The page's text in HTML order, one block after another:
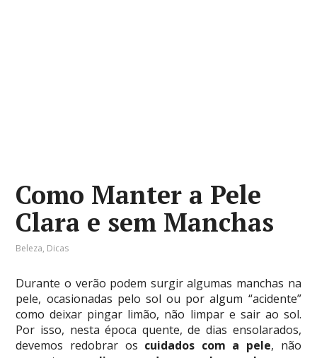
Como Manter a Pele
Clara e sem Manchas
Beleza, Dicas
Durante o verão podem surgir algumas manchas na
pele, ocasionadas pelo sol ou por algum “acidente”
como deixar pingar limão, não limpar e sair ao sol.
Por isso, nesta época quente, de dias ensolarados,
devemos redobrar os cuidados com a pele, não